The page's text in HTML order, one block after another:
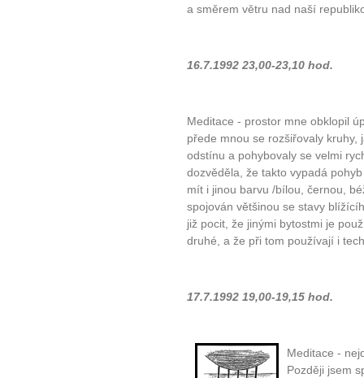
a směrem větru nad naší
16.7.1992 23,00-23,10 hod.
Meditace - prostor mne obklopil
přede mnou se rozšiřovaly
odstínu a pohybovaly se velmi
dozvěděla, že takto vypadá
mít i jinou barvu /bílou, černou,
spojován většinou se stavy
již pocit, že jinými bytostmi je
druhé, a že při tom používají i
17.7.1992 19,00-19,15 hod.
Meditace -
Později jsem